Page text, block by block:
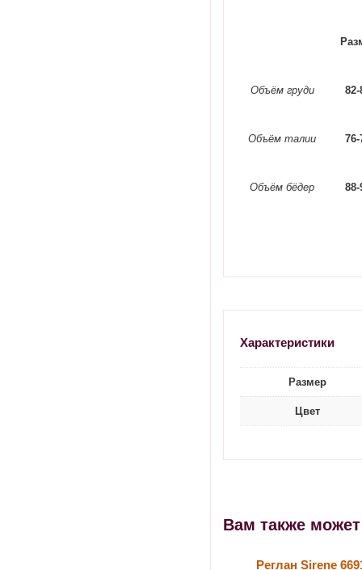
Объём груди
Объём талии
Объём бёдер
Характеристики
Размер
Цвет
Вам также
Реглан Sirene